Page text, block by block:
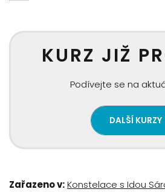
KURZ JIŽ
Podívejte se na
DALŠÍ KURZY
Zařazeno v:Konstelace s Idou